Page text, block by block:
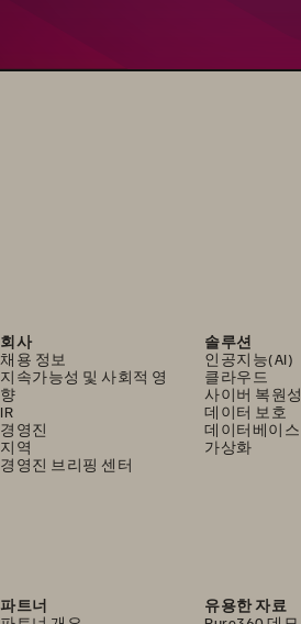
회사
채용 정보
지속가능성 및 사회적 영
향
IR
경영진
지역
경영진 브리핑 센터
솔루션
인공지능(AI)
클라우드
사이버 복원성
데이터 보호
데이터베이스
가상화
파트너
유용한 자료